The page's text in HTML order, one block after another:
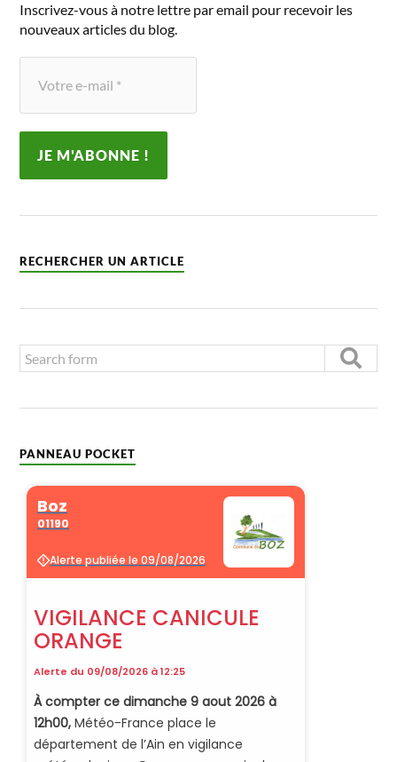
Inscrivez-vous à notre lettre par email pour recevoir les
nouveaux articles du blog.
RECHERCHER UN ARTICLE
PANNEAU POCKET